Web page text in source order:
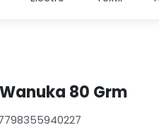
80 Grm